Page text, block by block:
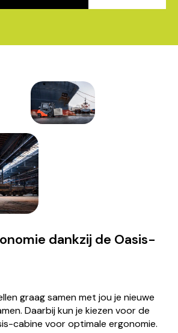
dankzij de Oasis-
graag samen met jou je nieuwe
Daarbij kun je kiezen voor de
cabine voor optimale ergonomie.